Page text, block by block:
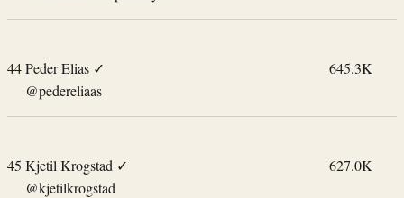
44Peder Elias ✓
@pedereliaas
645.3K
45 Kjetil Krogstad ✓
@kjetilkrogstad
627.0K